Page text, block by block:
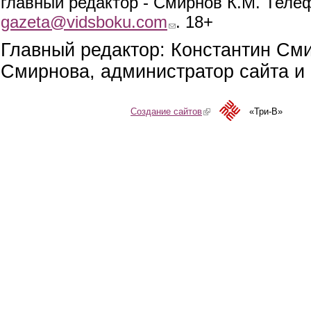
gazeta@vidsboku.com (link sends e-mail)
. 18+
Главный редактор: Константин
Смирнова, администратор сайта
Создание сайтов(link is external)«Три-В»